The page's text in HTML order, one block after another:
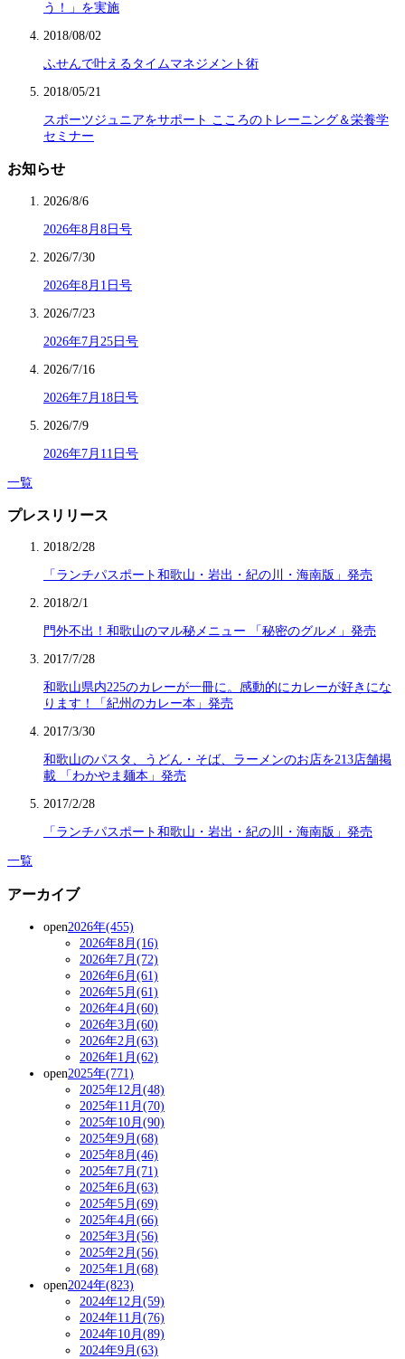
う！」を実施
2018/08/02
ふせんで叶えるタイムマネジメント術
2018/05/21
スポーツジュニアをサポート こころのトレーニング＆栄養学
セミナー
お知らせ
2026/8/6
2026年8月8日号
2026/7/30
2026年8月1日号
2026/7/23
2026年7月25日号
2026/7/16
2026年7月18日号
2026/7/9
2026年7月11日号
一覧
プレスリリース
2018/2/28
「ランチパスポート和歌山・岩出・紀の川・海南版」発売
2018/2/1
門外不出！和歌山のマル秘メニュー 「秘密のグルメ」発売
2017/7/28
和歌山県内225のカレーが一冊に。感動的にカレーが好きにな
ります！「紀州のカレー本」発売
2017/3/30
和歌山のパスタ、うどん・そば、ラーメンのお店を213店舗掲
載 「わかやま麺本」発売
2017/2/28
「ランチパスポート和歌山・岩出・紀の川・海南版」発売
一覧
アーカイブ
open2026年(455)
2026年8月(16)
2026年7月(72)
2026年6月(61)
2026年5月(61)
2026年4月(60)
2026年3月(60)
2026年2月(63)
2026年1月(62)
open2025年(771)
2025年12月(48)
2025年11月(70)
2025年10月(90)
2025年9月(68)
2025年8月(46)
2025年7月(71)
2025年6月(63)
2025年5月(69)
2025年4月(66)
2025年3月(56)
2025年2月(56)
2025年1月(68)
open2024年(823)
2024年12月(59)
2024年11月(76)
2024年10月(89)
2024年9月(63)